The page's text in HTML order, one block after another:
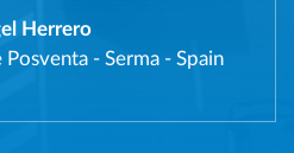
Herrero
Posventa - Serma - Spain